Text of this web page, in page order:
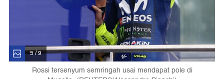
5 / 9
Rossi tersenyum semringah usai mendapat pole di